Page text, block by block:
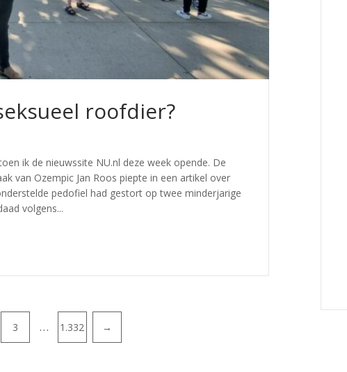
roofdier?
ik de nieuwssite NU.nl deze week opende. De
van Ozempic Jan Roos piepte in een artikel over
pedofiel had gestort op twee minderjarige
volgens...
3 … 1.332 →